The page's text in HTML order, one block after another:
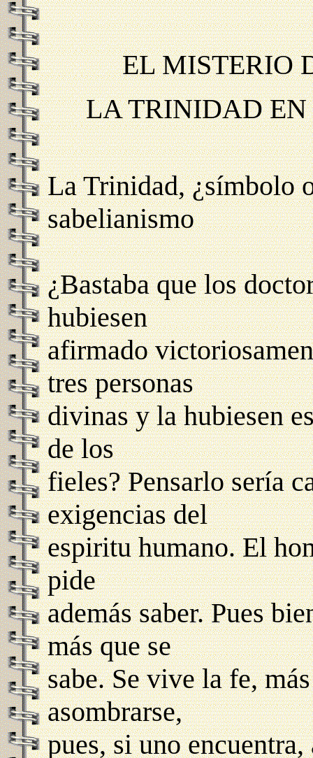
EL MISTERIO
LA TRINIDAD EN
La Trinidad, ¿símbolo
sabelianismo
¿Bastaba que los
hubiesen
afirmado
tres personas
divinas y la hubiesen
de los
fieles? Pensarlo sería
exigencias del
espiritu humano. El
pide
además saber. Pues
más que se
sabe. Se vive la fe,
asombrarse,
pues, si uno